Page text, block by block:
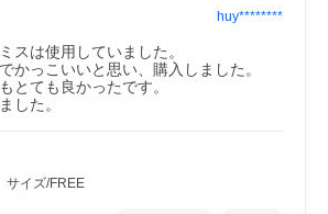
huy********
スは使用していました。
かっこいいと思い、購入しました。
とても良かったです。
した。
サイズ/FREE